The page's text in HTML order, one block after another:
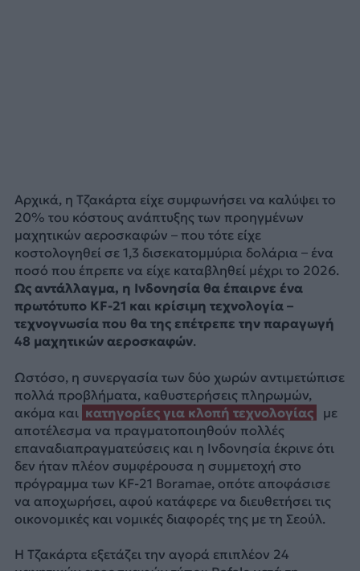
Αρχικά, η Τζακάρτα είχε συμφωνήσει να καλύψει το
20% του κόστους ανάπτυξης των προηγμένων
μαχητικών αεροσκαφών – που τότε είχε
κοστολογηθεί σε 1,3 δισεκατομμύρια δολάρια – ένα
ποσό που έπρεπε να είχε καταβληθεί μέχρι το 2026.
Ως αντάλλαγμα, η Ινδονησία θα έπαιρνε ένα
πρωτότυπο KF-21 και κρίσιμη τεχνολογία –
τεχνογνωσία που θα της επέτρεπε την παραγωγή
48 μαχητικών αεροσκαφών.
Ωστόσο, η συνεργασία των δύο χωρών αντιμετώπισε
πολλά προβλήματα, καθυστερήσεις πληρωμών,
ακόμα και κατηγορίες για κλοπή τεχνολογίας
με
αποτέλεσμα να πραγματοποιηθούν πολλές
επαναδιαπραγματεύσεις και η Ινδονησία έκρινε ότι
δεν ήταν πλέον συμφέρουσα η συμμετοχή στο
πρόγραμμα των KF-21 Boramae, οπότε αποφάσισε
να αποχωρήσει, αφού κατάφερε να διευθετήσει τις
οικονομικές και νομικές διαφορές της με τη Σεούλ.
Η Τζακάρτα εξετάζει την αγορά επιπλέον 24